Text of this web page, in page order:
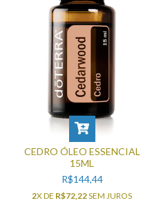
CEDRO ÓLEO ESSENCIAL
15ML
R$144,44
2X DE R$72,22SEM JUROS